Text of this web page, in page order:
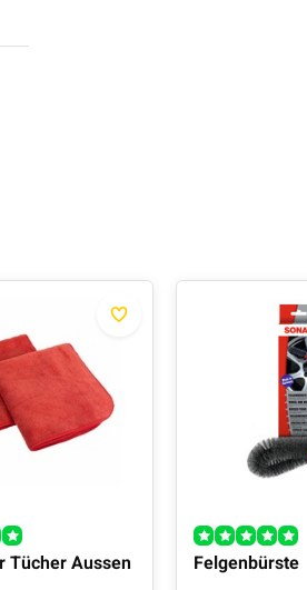
Tücher Aussen
Felgenbürste